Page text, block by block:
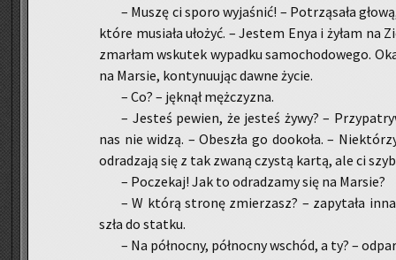
– Muszę ci sporo wy­ja­śnić! – Po­trzą­sa­ła
które mu­sia­ła uło­żyć. – Je­stem Enya i żyłam
zmar­łam wsku­tek wy­pad­ku sa­mo­cho­do­we­go.
na Mar­sie, kon­ty­nu­ując dawne życie.
– Co? – jęk­nął męż­czy­zna.
– Je­steś pe­wien, że je­steś żywy? –
nas nie widzą. – Obe­szła go do­oko­ła. –
od­ra­dza­ją się z tak zwaną czy­stą kartą, ale ci
– Po­cze­kaj! Jak to od­ra­dza­my się na Mar­sie?
– W którą stro­nę zmie­rzasz? – za­py­ta­ła
szła do stat­ku.
– Na pół­noc­ny, pół­noc­ny wschód, a ty? –